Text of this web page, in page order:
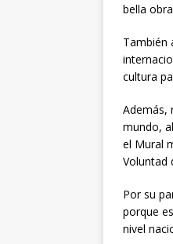
bella
También
cultura
Además,
mundo,
el Mural
Voluntad
Por su
porque
nivel